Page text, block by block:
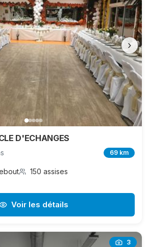
›
D'ECHANGES
69 km
150 assises
Voir les détails
3